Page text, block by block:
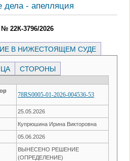
дела - апелляция
22К-3796/2026
В НИЖЕСТОЯЩЕМ СУДЕ
СТОРОНЫ
78RS0005-01-2026-004536-53
25.05.2026
Купрюшина Ирина Викторовна
05.06.2026
ВЫНЕСЕНО РЕШЕНИЕ
(ОПРЕДЕЛЕНИЕ)